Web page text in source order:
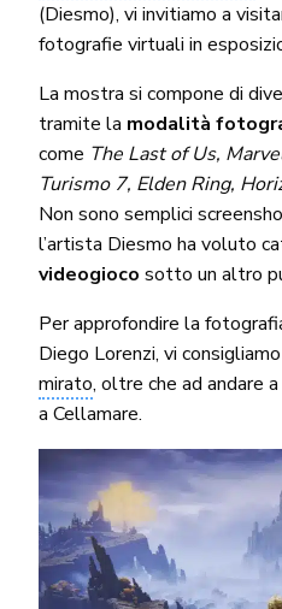
(Diesmo), vi invitiamo a
fotografie virtuali in
La mostra si compone di
tramite la modalità
come The Last of Us,
Turismo 7, Elden Ring,
Non sono semplici
l’artista Diesmo ha voluto
videogioco sotto un altro
Per approfondire la
Diego Lorenzi, vi
mirato, oltre che ad andare
a Cellamare.